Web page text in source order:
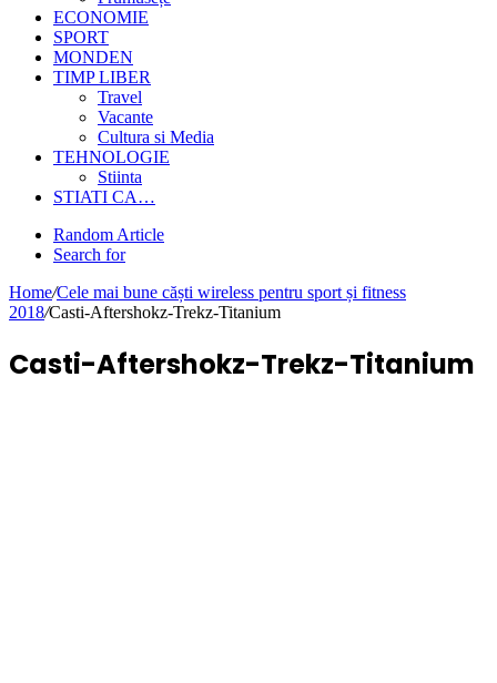
ECONOMIE
SPORT
MONDEN
TIMP LIBER
Travel
Vacante
Cultura si Media
TEHNOLOGIE
Stiinta
STIATI CA…
Random Article
Search for
Home/Cele mai bune căști wireless pentru sport și fitness
2018/Casti-Aftershokz-Trekz-Titanium
Casti-Aftershokz-Trekz-Titanium